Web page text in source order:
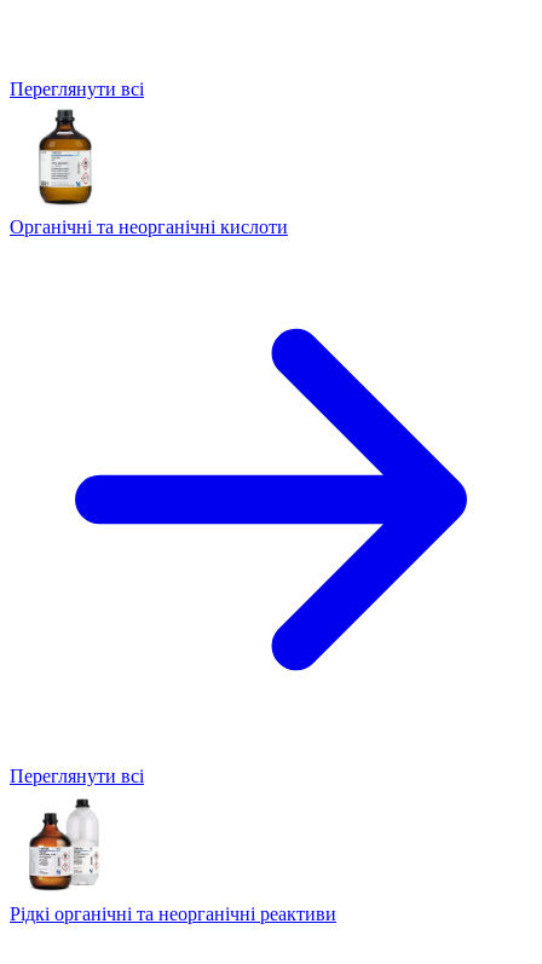
Переглянути всі
Органічні та неорганічні кислоти
Переглянути всі
Рідкі органічні та неорганічні реактиви